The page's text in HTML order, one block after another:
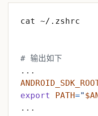
# 输出如下
export
PATH="